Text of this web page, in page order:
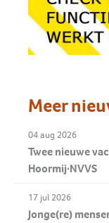
Meer
04 aug 2026
Twee nieuwe
Hoormij∙NVVS
17 jul 2026
Jonge(re)